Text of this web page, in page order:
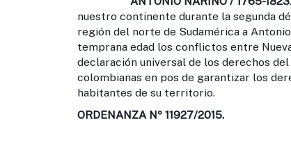
nuestro continente durante la segunda
región del norte de Sudamérica a
temprana edad los conflictos entre
declaración universal de los derechos
colombianas en pos de garantizar los
habitantes de su territorio.
ORDENANZA Nº 11927/2015.